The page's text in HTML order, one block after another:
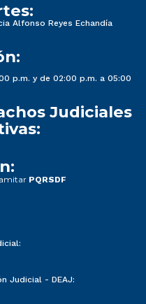
Alfonso Reyes Echandía
p.m. y de 02:00 p.m. a 05:00
Judiciales
PQRSDF
Judicial - DEAJ: